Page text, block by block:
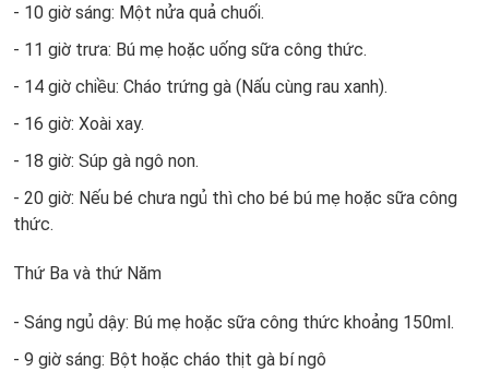
- 10 giờ sáng: Một nửa quả chuối.
- 11 giờ trưa: Bú mẹ hoặc uống sữa công thức.
- 14 giờ chiều: Cháo trứng gà (Nấu cùng rau xanh).
- 16 giờ: Xoài xay.
- 18 giờ: Súp gà ngô non.
- 20 giờ: Nếu bé chưa ngủ thì cho bé bú mẹ hoặc sữa công
thức.
Thứ Ba và thứ Năm
- Sáng ngủ dậy: Bú mẹ hoặc sữa công thức khoảng 150ml.
- 9 giờ sáng: Bột hoặc cháo thịt gà bí ngô